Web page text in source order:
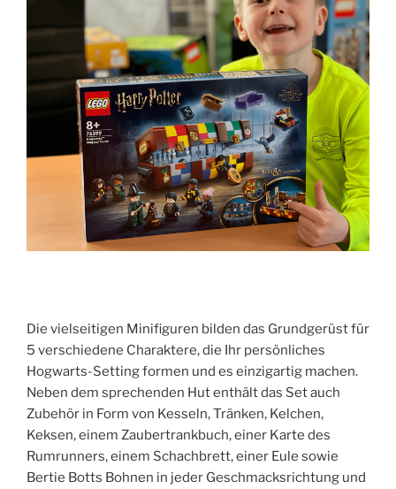
Die vielseitigen Minifiguren bilden das Grundgerüst für
5 verschiedene Charaktere, die Ihr persönliches
Hogwarts-Setting formen und es einzigartig machen.
Neben dem sprechenden Hut enthält das Set auch
Zubehör in Form von Kesseln, Tränken, Kelchen,
Keksen, einem Zaubertrankbuch, einer Karte des
Rumrunners, einem Schachbrett, einer Eule sowie
Bertie Botts Bohnen in jeder Geschmacksrichtung und